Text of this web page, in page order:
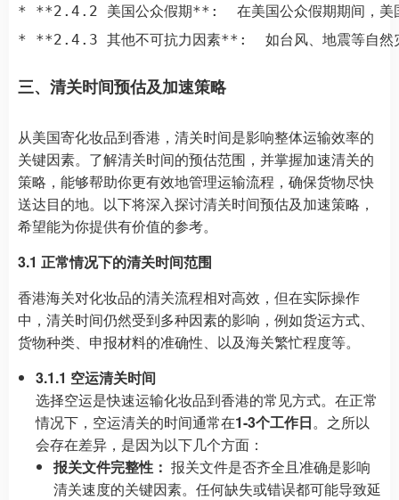
* **2.4.2 美国公众假期**:  在美国公众假期期间，美国
三、清关时间预估及加速策略
从美国寄化妆品到香港，清关时间是影响整体运输效率的
关键因素。了解清关时间的预估范围，并掌握加速清关的
策略，能够帮助你更有效地管理运输流程，确保货物尽快
送达目的地。以下将深入探讨清关时间预估及加速策略，
希望能为你提供有价值的参考。
3.1 正常情况下的清关时间范围
香港海关对化妆品的清关流程相对高效，但在实际操作
中，清关时间仍然受到多种因素的影响，例如货运方式、
货物种类、申报材料的准确性、以及海关繁忙程度等。
3.1.1 空运清关时间
选择空运是快速运输化妆品到香港的常见方式。在正常
情况下，空运清关的时间通常在1-3个工作日。之所以
会存在差异，是因为以下几个方面：
报关文件完整性： 报关文件是否齐全且准确是影响
清关速度的关键因素。任何缺失或错误都可能导致延